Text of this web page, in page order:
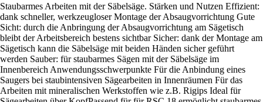
Staubarmes Arbeiten mit der Säbelsäge. Stärken und Nutzen Effizient:
dank schneller, werkzeugloser Montage der Absaugvorrichtung Gute
Sicht: durch die Anbringung der Absaugvorrichtung am Sägetisch
bleibt der Arbeitsbereich bestens sichtbar Sicher: dank der Montage am
Sägetisch kann die Säbelsäge mit beiden Händen sicher geführt
werden Sauber: für staubarmes Sägen mit der Säbelsäge im
Innenbereich Anwendungsschwerpunkte Für die Anbindung eines
Saugers bei staubintensiven Sägearbeiten in Innenräumen Für das
Arbeiten mit mineralischen Werkstoffen wie z.B. Rigips Ideal für